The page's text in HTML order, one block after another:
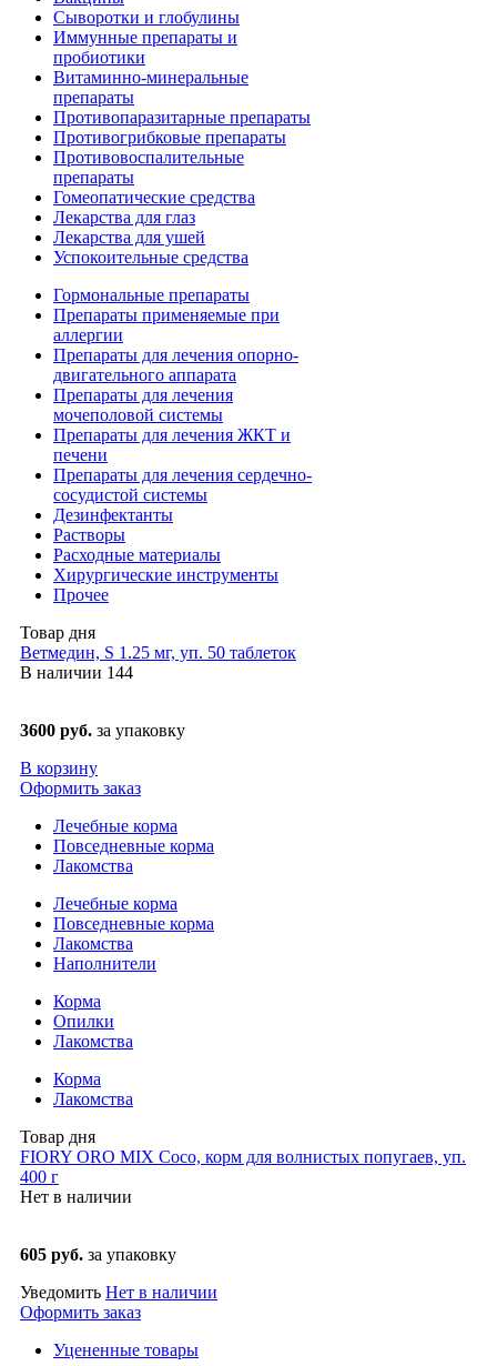
Сыворотки и глобулины
Иммунные препараты и
пробиотики
Витаминно-минеральные
препараты
Противопаразитарные препараты
Противогрибковые препараты
Противовоспалительные
препараты
Гомеопатические средства
Лекарства для глаз
Лекарства для ушей
Успокоительные средства
Гормональные препараты
Препараты применяемые при
аллергии
Препараты для лечения опорно-
двигательного аппарата
Препараты для лечения
мочеполовой системы
Препараты для лечения ЖКТ и
печени
Препараты для лечения сердечно-
сосудистой системы
Дезинфектанты
Растворы
Расходные материалы
Хирургические инструменты
Прочее
Товар дня
Ветмедин, S 1.25 мг, уп. 50 таблеток
В наличии 144
3600 руб. за упаковку
В корзину
Оформить заказ
Лечебные корма
Повседневные корма
Лакомства
Лечебные корма
Повседневные корма
Лакомства
Наполнители
Корма
Опилки
Лакомства
Корма
Лакомства
Товар дня
FIORY ORO MIX Coco, корм для волнистых попугаев, уп.
400 г
Нет в наличии
605 руб. за упаковку
Уведомить Нет в наличии
Оформить заказ
Уцененные товары